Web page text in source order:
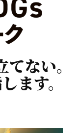
ない。
ます。